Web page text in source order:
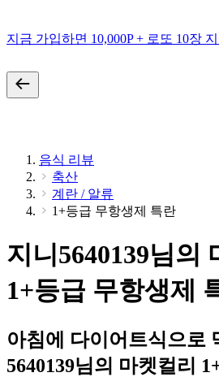
지금 가입하면 10,000P + 로또 10장
음식 리뷰
축산
계란 / 알류
1+등급 무항생제 특란
지니5640139님의
1+등급 무항생제
아침에 다이어트식으로
5640139님의 마켓컬리